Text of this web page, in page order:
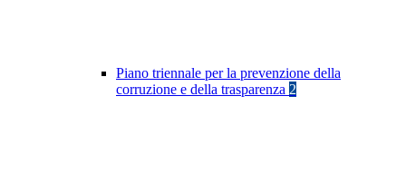
Piano triennale per la prevenzione della
corruzione e della trasparenza 2